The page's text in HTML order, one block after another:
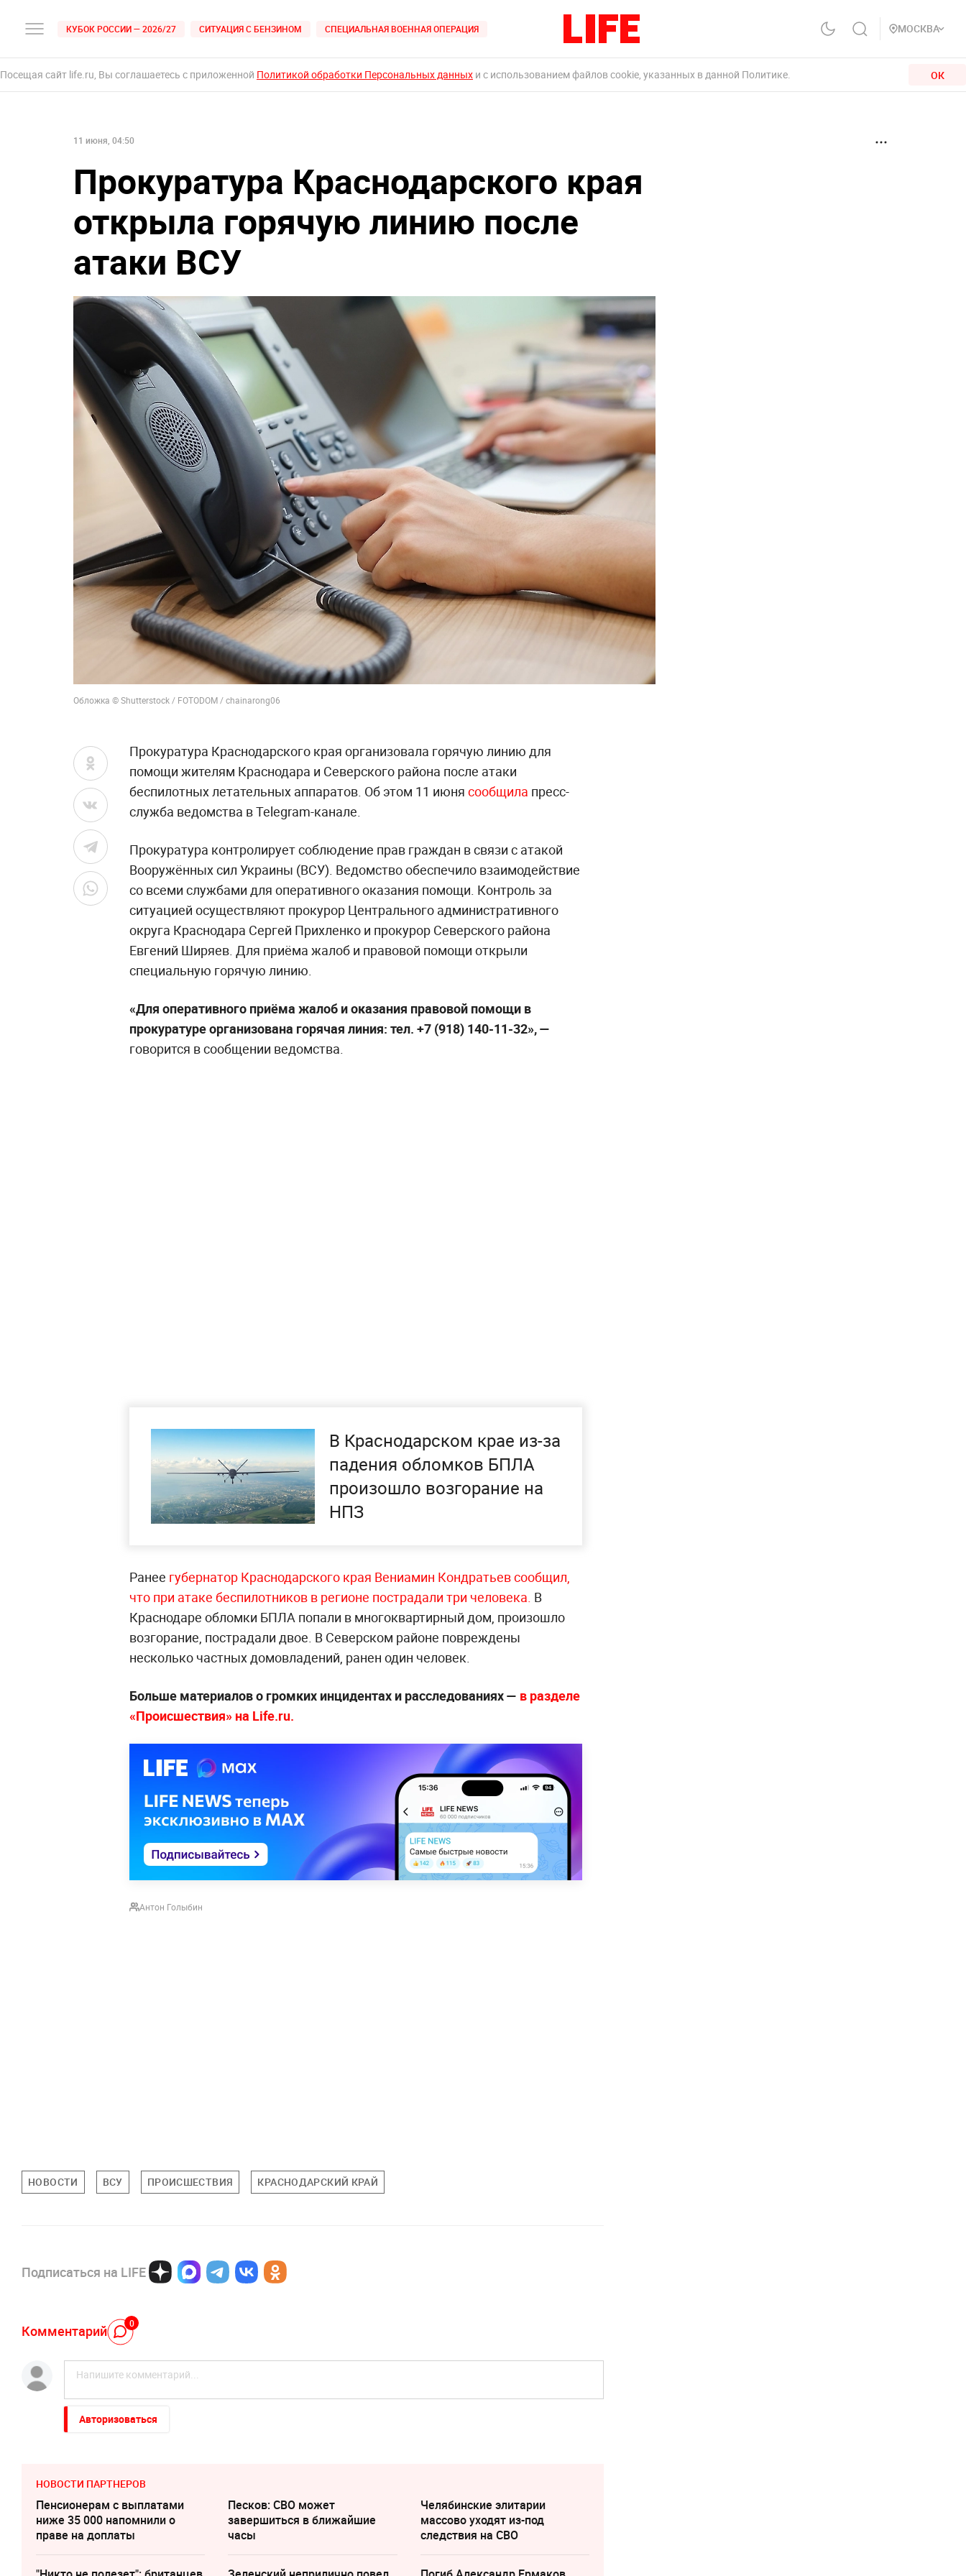
КУБОК РОССИИ — 2026/27 СИТУАЦИЯ С БЕНЗИНОМ СПЕЦИАЛЬНАЯ ВОЕННАЯ ОПЕРАЦИЯ МОСКВА
Посещая сайт life.ru, Вы соглашаетесь с приложенной Политикой обработки Персональных данных и с использованием файлов cookie, указанных в данной Политике. ОК
11 июня, 04:50
Прокуратура Краснодарского края
открыла горячую линию после
атаки ВСУ
Обложка © Shutterstock / FOTODOM / chainarong06
Прокуратура Краснодарского края организовала горячую линию для
помощи жителям Краснодара и Северского района после атаки
беспилотных летательных аппаратов. Об этом 11 июня сообщила пресс-
служба ведомства в Telegram-канале.
Прокуратура контролирует соблюдение прав граждан в связи с атакой
Вооружённых сил Украины (ВСУ). Ведомство обеспечило взаимодействие
со всеми службами для оперативного оказания помощи. Контроль за
ситуацией осуществляют прокурор Центрального административного
округа Краснодара Сергей Прихленко и прокурор Северского района
Евгений Ширяев. Для приёма жалоб и правовой помощи открыли
специальную горячую линию.
«Для оперативного приёма жалоб и оказания правовой помощи в
прокуратуре организована горячая линия: тел. +7 (918) 140-11-32», —
говорится в сообщении ведомства.
В Краснодарском крае из-за
падения обломков БПЛА
произошло возгорание на
НПЗ
Ранее губернатор Краснодарского края Вениамин Кондратьев сообщил,
что при атаке беспилотников в регионе пострадали три человека. В
Краснодаре обломки БПЛА попали в многоквартирный дом, произошло
возгорание, пострадали двое. В Северском районе повреждены
несколько частных домовладений, ранен один человек.
Больше материалов о громких инцидентах и расследованиях — в разделе
«Происшествия» на Life.ru.
Антон Голыбин
НОВОСТИ ВСУ ПРОИСШЕСТВИЯ КРАСНОДАРСКИЙ КРАЙ
Подписаться на LIFE
Комментарий 0
Авторизоваться
НОВОСТИ ПАРТНЕРОВ
Пенсионерам с выплатами
ниже 35 000 напомнили о
праве на доплаты
Песков: СВО может
завершиться в ближайшие
часы
Челябинские элитарии
массово уходят из-под
следствия на СВО